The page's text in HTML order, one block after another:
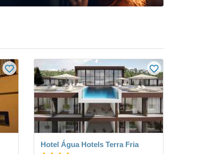
Hotel Água Hotels Terra Fria